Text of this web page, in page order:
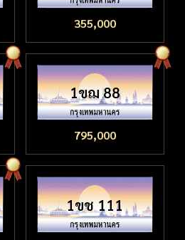
355,000
1ขฌ 88
795,000
1ขช 111